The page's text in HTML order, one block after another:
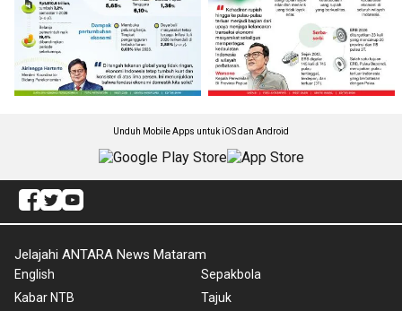
Unduh Mobile Apps untuk iOS dan Android
Jelajahi ANTARA News Mataram
English
Kabar NTB
Sepakbola
Tajuk